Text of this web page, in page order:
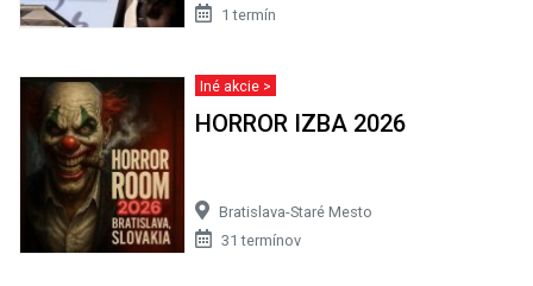
1 termín
Iné akcie >
HORROR IZBA 2026
Bratislava-Staré Mesto
31 termínov